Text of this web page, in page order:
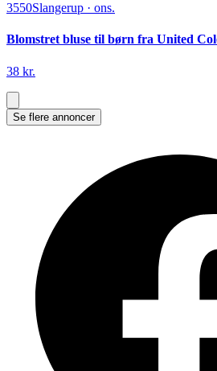
3550Slangerup · ons.
Blomstret bluse til børn fra United
38 kr.
Se flere annoncer